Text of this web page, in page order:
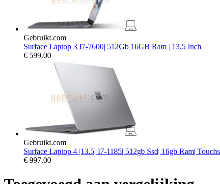
Gebruikt.com
Surface Laptop 3 I7-7600| 512Gb 16GB Ram | 13.5 Inch |
€ 599.00
Gebruikt.com
Surface Laptop 4 |13.5| I7-1185| 512gb Ssd| 16gb Ram|
€ 997.00